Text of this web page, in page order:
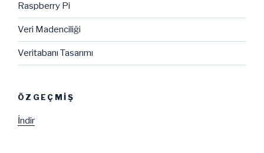
Raspberry Pi
Veri Madenciliği
Veritabanı Tasarımı
ÖZGEÇMIŞ
İndir